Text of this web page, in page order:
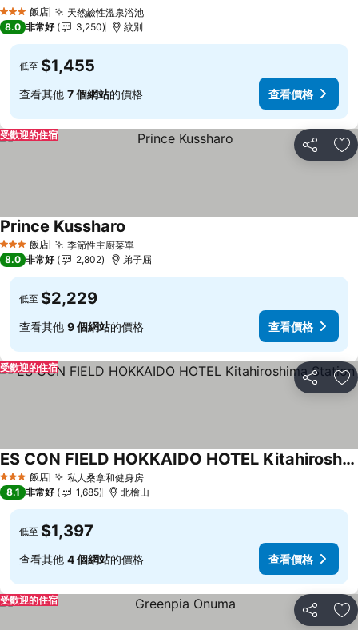
3 星級 飯店 天然鹼性溫泉浴池查看價格
8.0 非常好 3,250 紋別
低至 $1,455
查看其他 7 個網站的價格 查看價格
分享 加
受歡迎的住宿
3 星級 飯店 季節性主廚菜單查看價格
Prince Kussharo
8.0 非常好 2,802 弟子屈
低至 $2,229
查看其他 9 個網站的價格 查看價格
分享 加
受歡迎的住宿
3 星級 飯店 私人桑拿和健身房查看價格
ES CON FIELD HOKKAIDO HOTEL Kitahiroshima Station
查看價格
8.1 非常好 1,685 北檜山
低至 $1,397
查看其他 4 個網站的價格 查看價格
分享 加
受歡迎的住宿